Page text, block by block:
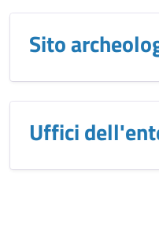
Sito
Uffici